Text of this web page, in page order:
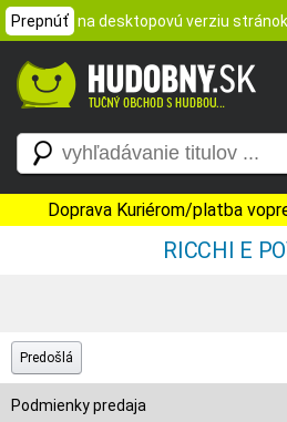
Prepnúť na desktopovú verziu stránok
Doprava Kuriérom/platba
RICCHI E
Predošlá
Podmienky predaja